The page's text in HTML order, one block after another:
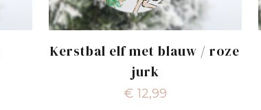
Kerstbal elf met blauw / roze
jurk
€ 12,99